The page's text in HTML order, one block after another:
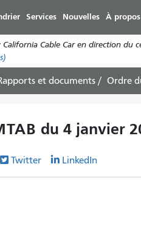
Services Nouvelles À
California Cable Car en direction
et documents Ordre
du 4 janvier
Twitter LinkedIn